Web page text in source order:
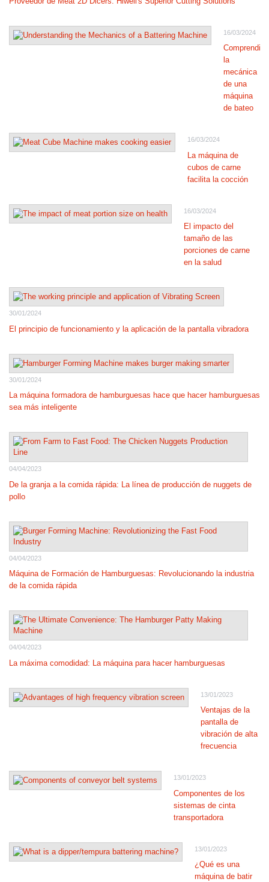
16/03/2024
la
mecánica
de una
máquina
de bateo
16/03/2024
La máquina de
cubos de carne
facilita la cocción
16/03/2024
El impacto del
tamaño de las
porciones de carne
en la salud
30/01/2024
El principio de funcionamiento y la aplicación de la pantalla vibradora
30/01/2024
La máquina formadora de hamburguesas hace que hacer hamburguesas
sea más inteligente
04/04/2023
De la granja a la comida rápida: La línea de producción de nuggets de
pollo
04/04/2023
Máquina de Formación de Hamburguesas: Revolucionando la industria
de la comida rápida
04/04/2023
La máxima comodidad: La máquina para hacer hamburguesas
13/01/2023
Ventajas de la
pantalla de
vibración de alta
frecuencia
13/01/2023
Componentes de los
sistemas de cinta
transportadora
13/01/2023
¿Qué es una
máquina de batir